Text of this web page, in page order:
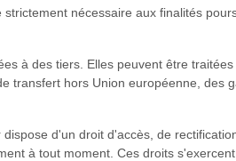
nécessaire aux finalités
à des tiers. Elles peuvent être
transfert hors Union européenne, des
d'un droit d'accès, de
à tout moment. Ces droits